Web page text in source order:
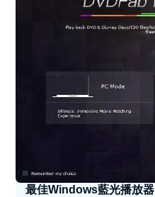
最佳Windows藍光播放器